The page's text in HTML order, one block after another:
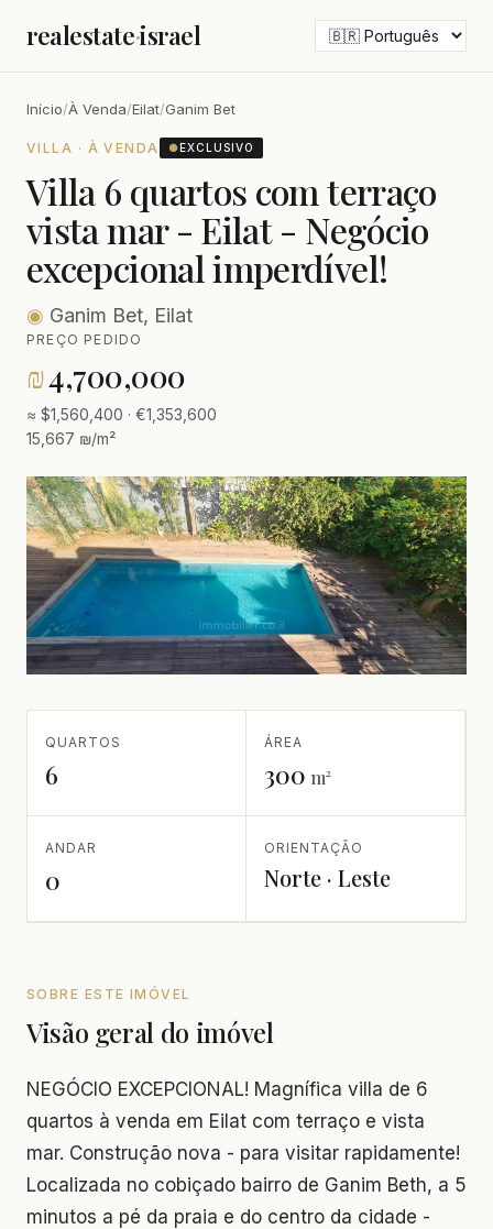
realestate·israel
Início/À Venda/Eilat/Ganim Bet
VILLA · À VENDA ●EXCLUSIVO
Villa 6 quartos com terraço
vista mar - Eilat - Negócio
excepcional imperdível!
◉ Ganim Bet, Eilat
PREÇO PEDIDO
₪4,700,000
≈ $1,560,400 · €1,353,600
15,667 ₪/m²
QUARTOS
6
ÁREA
300 m²
ANDAR
0
ORIENTAÇÃO
Norte · Leste
SOBRE ESTE IMÓVEL
Visão geral do imóvel
NEGÓCIO EXCEPCIONAL! Magnífica villa de 6
quartos à venda em Eilat com terraço e vista
mar. Construção nova - para visitar rapidamente!
Localizada no cobiçado bairro de Ganim Beth, a 5
minutos a pé da praia e do centro da cidade -